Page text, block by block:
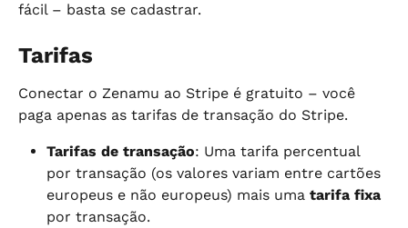
fácil – basta se cadastrar.
Tarifas
Conectar o Zenamu ao Stripe é gratuito – você
paga apenas as tarifas de transação do Stripe.
Tarifas de transação: Uma tarifa percentual
por transação (os valores variam entre cartões
europeus e não europeus) mais uma tarifa fixa
por transação.